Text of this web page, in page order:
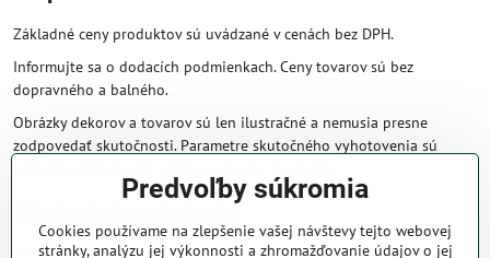
Základné ceny produktov sú uvádzané v cenách bez DPH.
Informujte sa o dodacích podmienkach. Ceny tovarov sú bez
dopravného a balného.
Obrázky dekorov a tovarov sú len ilustračné a nemusia presne
zodpovedať skutočnosti. Parametre skutočného vyhotovenia sú
Obchodné podmienky
Predvoľby súkromia
Cookies používame na zlepšenie vašej návštevy tejto webovej
stránky, analýzu jej výkonnosti a zhromažďovanie údajov o jej